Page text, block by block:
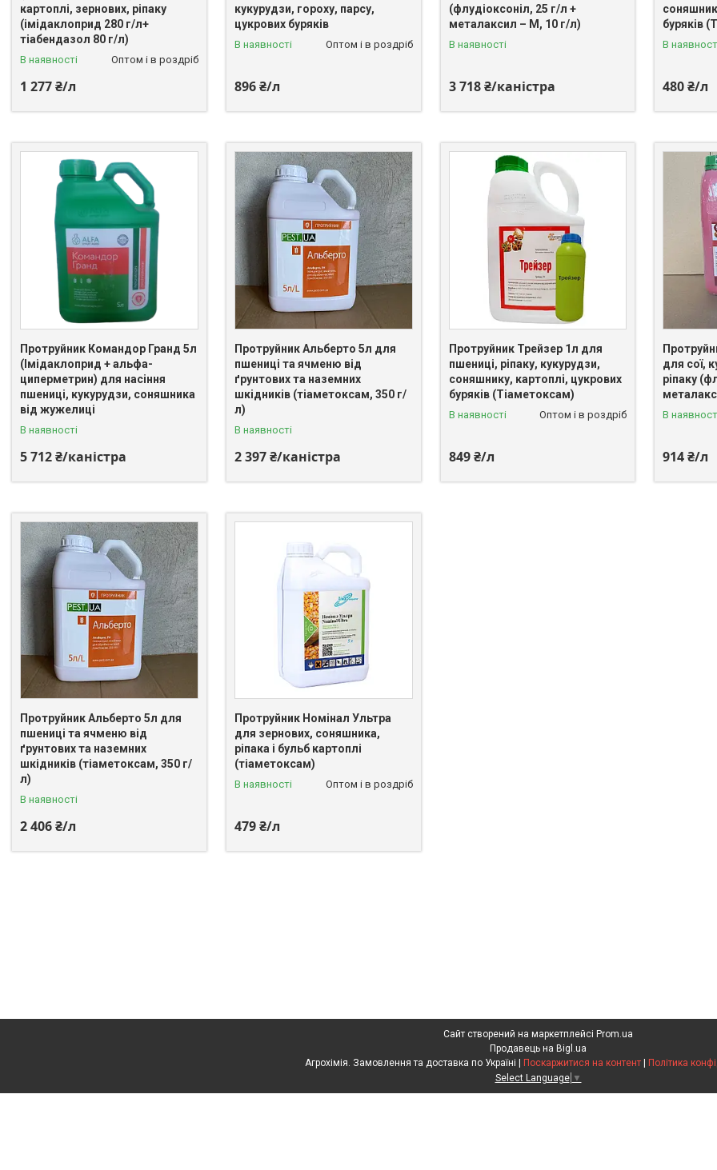
картоплі, зернових, ріпаку
(імідаклоприд 280 г/л+
тіабендазол 80 г/л)
В наявності Оптом і в роздріб
1 277 ₴/л
кукурудзи, гороху, парсу,
цукрових буряків
В наявності Оптом і в роздріб
896 ₴/л
(флудіоксоніл, 25 г/л +
металаксил – М, 10 г/л)
В наявності
3 718 ₴/каністра
буряків
В
480 ₴/л
Протруйник Командор Гранд 5л
(Імідаклоприд + альфа-
циперметрин) для насіння
пшениці, кукурудзи, соняшника
від жужелиці
В наявності
5 712 ₴/каністра
Протруйник Альберто 5л для
пшениці та ячменю від
ґрунтових та наземних
шкідників (тіаметоксам, 350 г/
л)
В наявності
2 397 ₴/каністра
Протруйник Трейзер 1л для
пшениці, ріпаку, кукурудзи,
соняшнику, картоплі, цукрових
буряків (Тіаметоксам)
В наявності Оптом і в роздріб
849 ₴/л
для сої,
ріпаку
В
914 ₴/л
Протруйник Альберто 5л для
пшениці та ячменю від
ґрунтових та наземних
шкідників (тіаметоксам, 350 г/
л)
В наявності
2 406 ₴/л
Протруйник Номінал Ультра
для зернових, соняшника,
ріпака і бульб картоплі
(тіаметоксам)
В наявності Оптом і в роздріб
479 ₴/л
Сайт створений на маркетплейсі Prom.ua
Продавець на Bigl.ua
Поскаржитися на контент
Політика
Select Language ▼